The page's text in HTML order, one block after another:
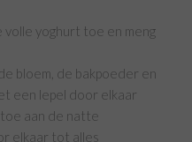
yoghurt toe en meng
bloem, de bakpoeder en
een lepel door elkaar
aan de natte
elkaar tot alles